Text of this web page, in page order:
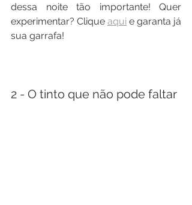
dessa noite tão importante! Quer
experimentar? Clique aqui e garanta já
sua garrafa!
2 - O tinto que não pode faltar